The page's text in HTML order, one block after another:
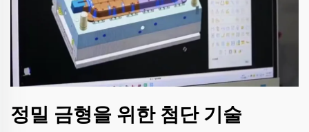
정밀 금형을 위한 첨단 기술